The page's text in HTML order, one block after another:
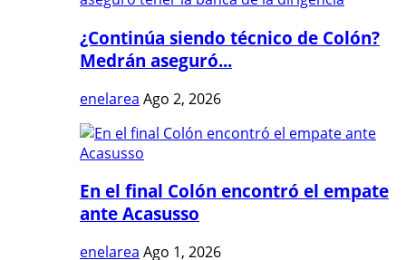
¿Continúa siendo técnico de Colón?
Medrán aseguró...
enelarea Ago 2, 2026
En el final Colón encontró el empate
ante Acasusso
enelarea Ago 1, 2026